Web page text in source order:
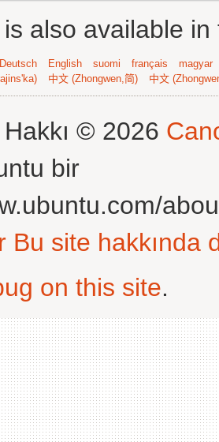
also available
Deutsch English suomi français
magyar
中文 (Zhongwen,简) 中文
© 2026
bir
Bu site hakkında
on this site.